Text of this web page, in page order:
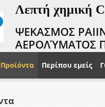
Λεπτή χημική
ΨΕΚΑΣΜΟΣ
ΑΕΡΟΛΎΜΑΤΟΣ
Προϊόντα Περίπου εμείς